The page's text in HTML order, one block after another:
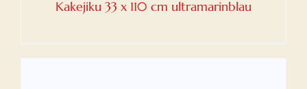
Kakejiku 33 x 110 cm ultramarinblau